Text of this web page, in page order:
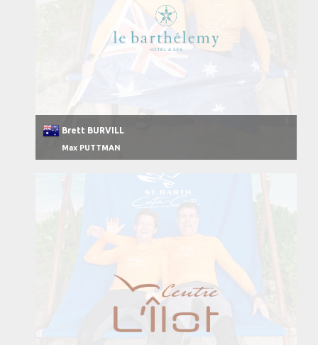
Brett BURVILL
Max PUTTMAN